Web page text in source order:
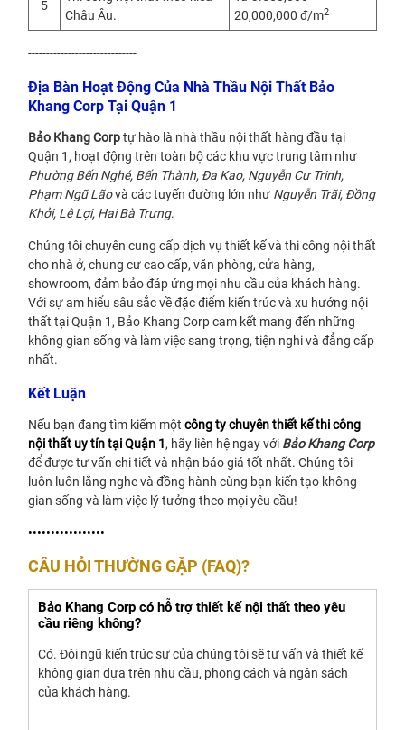
5
Châu Âu.
20,000,000 đ/m2
------------------------------
Địa Bàn Hoạt Động Của Nhà Thầu Nội Thất Bảo
Khang Corp Tại Quận 1
Bảo Khang Corptự hào là nhà thầu nội thất hàng đầu tại
Quận 1, hoạt động trên toàn bộ các khu vực trung tâm như
Phường Bến Nghé, Bến Thành, Đa Kao, Nguyễn Cư Trinh,
Phạm Ngũ Lãovà các tuyến đường lớn như Nguyễn Trãi, Đồng
Khởi, Lê Lợi, Hai Bà Trưng.
Chúng tôi chuyên cung cấp dịch vụ thiết kế và thi công nội thất
cho nhà ở, chung cư cao cấp, văn phòng, cửa hàng,
showroom, đảm bảo đáp ứng mọi nhu cầu của khách hàng.
Với sự am hiểu sâu sắc về đặc điểm kiến trúc và xu hướng nội
thất tại Quận 1, Bảo Khang Corp cam kết mang đến những
không gian sống và làm việc sang trọng, tiện nghi và đẳng cấp
nhất.
Kết Luận
Nếu bạn đang tìm kiếm một công ty chuyên thiết kế thi công
nội thất uy tín tại Quận 1, hãy liên hệ ngay với Bảo Khang Corp
để được tư vấn chi tiết và nhận báo giá tốt nhất. Chúng tôi
luôn luôn lắng nghe và đồng hành cùng bạn kiến tạo không
gian sống và làm việc lý tưởng theo mọi yêu cầu!
•••••••••••••••••
CÂU HỎI THƯỜNG GẶP (FAQ)?
Bảo Khang Corp có hỗ trợ thiết kế nội thất theo yêu
cầu riêng không?
Có. Đội ngũ kiến trúc sư của chúng tôi sẽ tư vấn và thiết kế
không gian dựa trên nhu cầu, phong cách và ngân sách
của khách hàng.